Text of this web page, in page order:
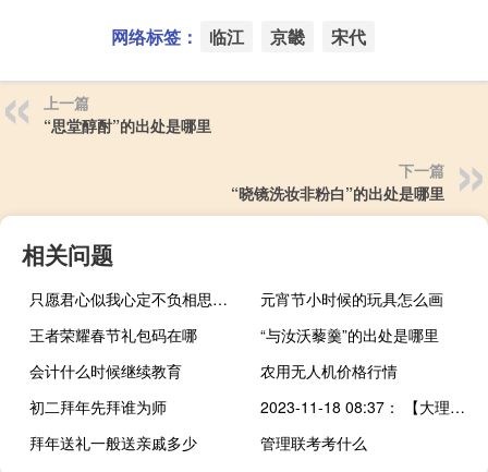
网络标签： 临江 京畿 宋代
上一篇
“思堂醇酎”的出处是哪里
下一篇
“晓镜洗妆非粉白”的出处是哪里
相关问题
只愿君心似我心定不负相思意什么意思
元宵节小时候的玩具怎么画
王者荣耀春节礼包码在哪
“与汝沃藜羹”的出处是哪里
会计什么时候继续教育
农用无人机价格行情
初二拜年先拜谁为师
2023-11-18 08:37： 【大理高速路交警四大队路况提示】2023年11月18日，天气雨，大丽高速公路（大理段）、丽上高速公路（大理段）、攀云高速公路（大理段）、鹤剑兰高速沙溪支线道路双向通行正常。 阴雨天行车视线不良，请各位驾驶员朋友途经有雨路段切勿急打方向急踩刹车，控制车速减 ​​​
拜年送礼一般送亲戚多少
管理联考考什么